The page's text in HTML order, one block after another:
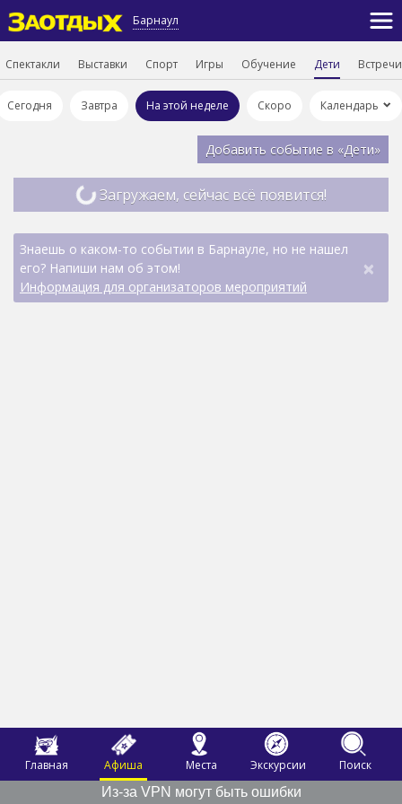
Барнаул
Главная Афиша Места Экскурсии
Поиск
Из-за VPN могут быть ошибки
Спектакли Выставки Спорт Игры Обучение Дети Встречи
Сегодня Завтра На этой неделе Скоро Календарь
Добавить событие в «Дети»
Загружаем, сейчас всё появится!
Знаешь о каком-то событии в Барнауле, но не нашел
его? Напиши нам об этом!
Информация для организаторов мероприятий
×